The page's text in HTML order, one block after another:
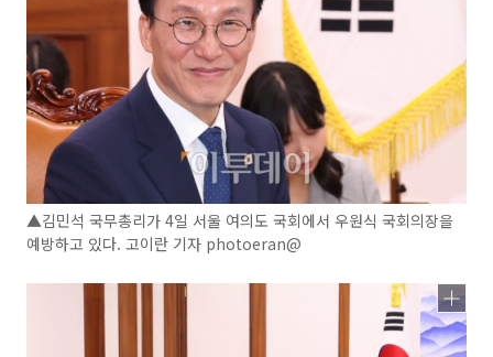
▲김민석 국무총리가 4일 서울 여의도 국회에서 우원식 국회의장을
예방하고 있다. 고이란 기자 photoeran@